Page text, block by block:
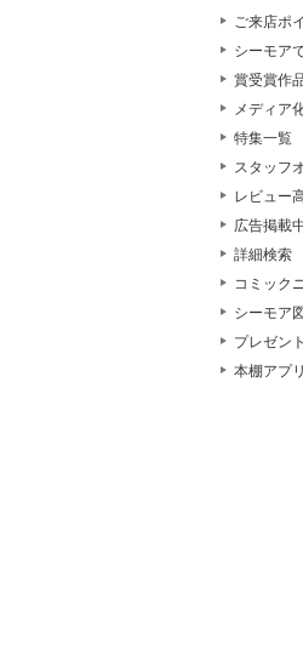
ご来店ポ
シーモア
賞受賞作
メディア
特集一覧
スタッフ
レビュー
広告掲載
詳細検索
コミック
シーモア
プレゼン
本棚アプリ